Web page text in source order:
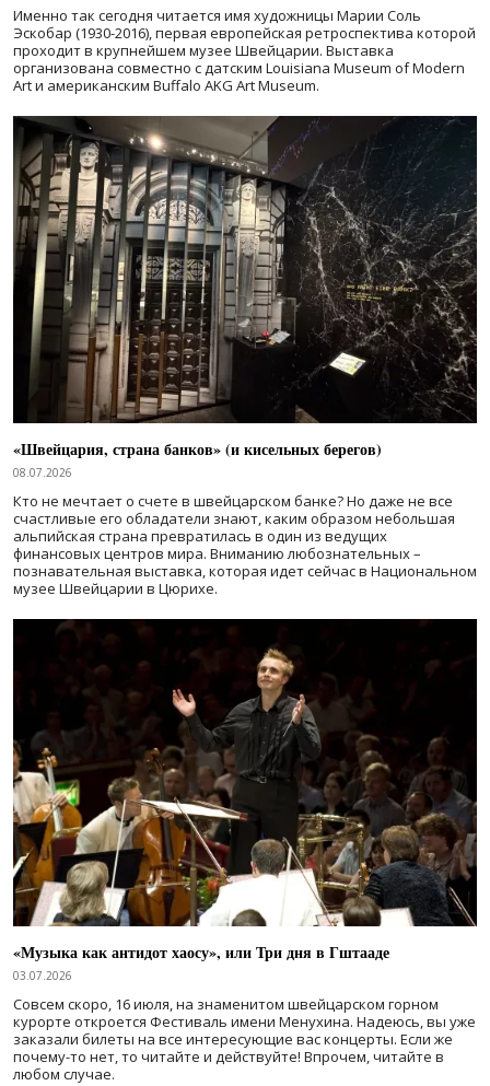
Именно так сегодня читается имя художницы Марии Соль
Эскобар (1930-2016), первая европейская ретроспектива которой
проходит в крупнейшем музее Швейцарии. Выставка
организована совместно с датским Louisiana Museum of Modern
Art и американским Buffalo AKG Art Museum.
«Швейцария, страна банков» (и кисельных берегов)
08.07.2026
Кто не мечтает о счете в швейцарском банке? Но даже не все
счастливые его обладатели знают, каким образом небольшая
альпийская страна превратилась в один из ведущих
финансовых центров мира. Вниманию любознательных –
познавательная выставка, которая идет сейчас в Национальном
музее Швейцарии в Цюрихе.
«Музыка как антидот хаосу», или Три дня в Гштааде
03.07.2026
Совсем скоро, 16 июля, на знаменитом швейцарском горном
курорте откроется Фестиваль имени Менухина. Надеюсь, вы уже
заказали билеты на все интересующие вас концерты. Если же
почему-то нет, то читайте и действуйте! Впрочем, читайте в
любом случае.